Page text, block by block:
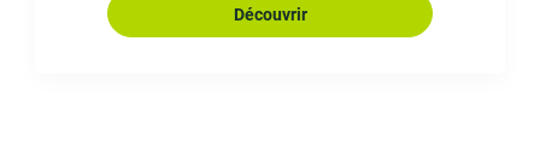
Découvrir